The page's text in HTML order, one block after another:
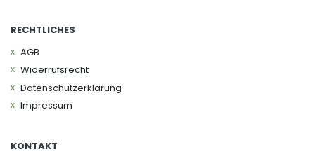
RECHTLICHES
AGB
Widerrufs­recht
Daten­schutz­erklärung
Impressum
KONTAKT